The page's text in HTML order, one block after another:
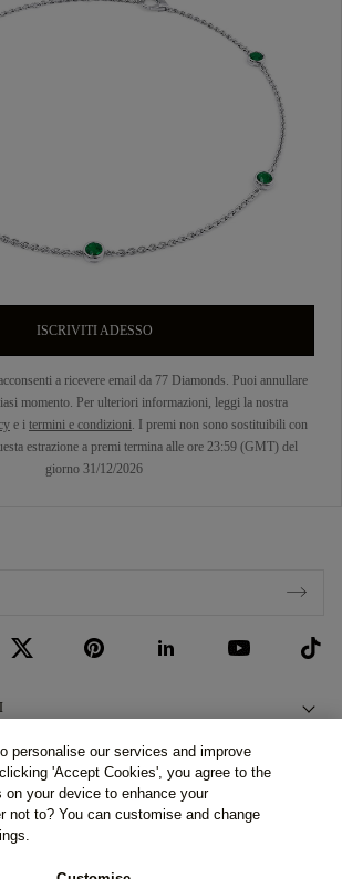
ISCRIVITI ADESSO
a ricevere email da 77 Diamonds. Puoi annullare
momento. Per ulteriori informazioni, leggi la nostra
e i termini e condizioni. I premi non sono sostituibili con
estrazione a premi termina alle ore 23:59 (GMT) del
giorno 31/12/2026
©2026 77 Diamonds GmbH
personalise our services and improve
'Accept Cookies', you agree to the
on your device to enhance your
not to? You can customise and change